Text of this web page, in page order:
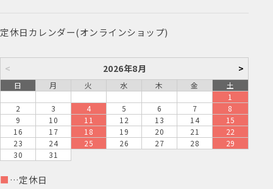
定休日カレンダー(オンラインショップ)
< 2026年8月 >
日 月 火 水 木 金
土
1
2
3 4 5 6 7
8
9
10 11 12 13 14
15
16
17 18 19 20 21
22
23
24 25 26 27 28
29
30
31
■ …定休日